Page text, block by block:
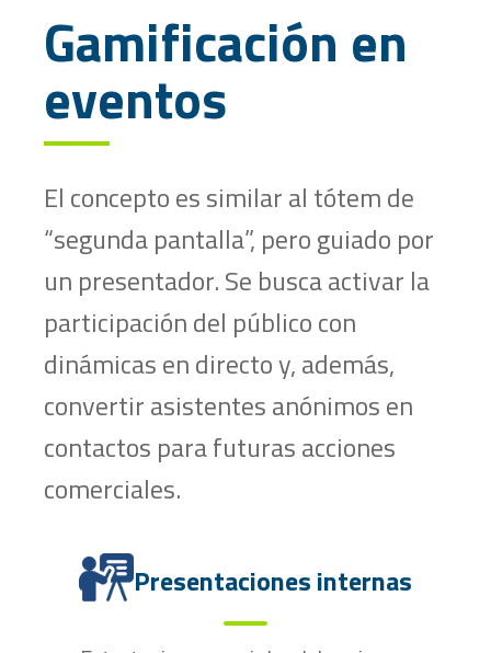
Gamificación en
eventos
El concepto es similar al tótem de
“segunda pantalla”, pero guiado por
un presentador. Se busca activar la
participación del público con
dinámicas en directo y, además,
convertir asistentes anónimos en
contactos para futuras acciones
comerciales.
Presentaciones internas